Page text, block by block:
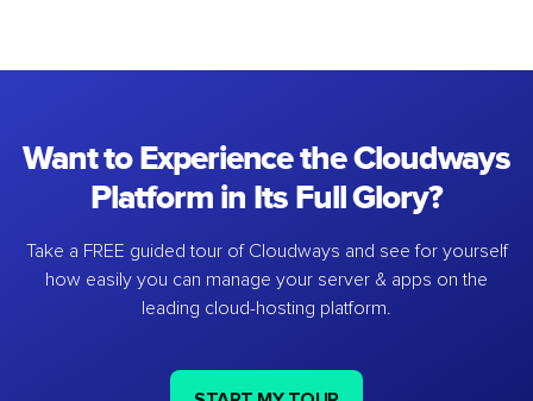
Want to Experience the Cloudways
Platform in Its Full Glory?
Take a FREE guided tour of Cloudways and see for yourself
how easily you can manage your server & apps on the
leading cloud-hosting platform.